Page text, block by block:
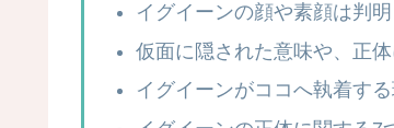
イグイーンの顔や素顔は判
仮面に隠された意味や、正
イグイーンがココへ執着す